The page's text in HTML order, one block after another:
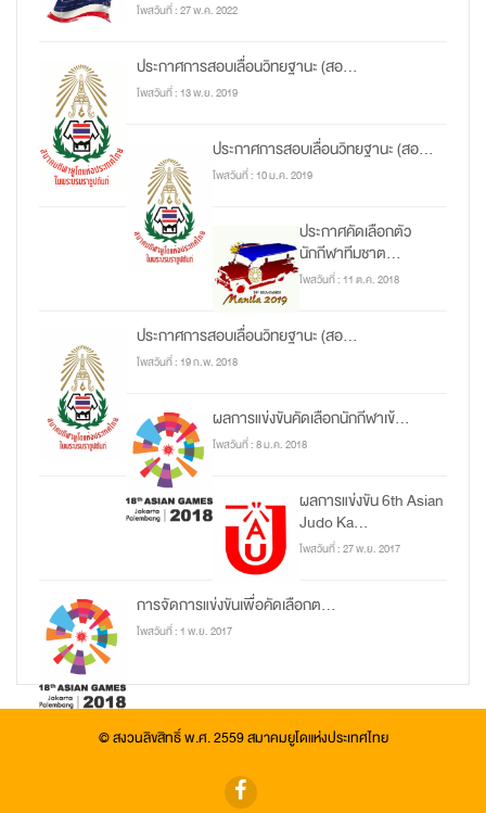
โพสวันที่ : 27 พ.ค. 2022
ประกาศการสอบเลื่อนวิทยฐานะ (สอ...
โพสวันที่ : 13 พ.ย. 2019
ประกาศการสอบเลื่อนวิทยฐานะ (สอ...
โพสวันที่ : 10 ม.ค. 2019
ประกาศคัดเลือกตัว
นักกีฬาทีมชาต...
โพสวันที่ : 11 ต.ค. 2018
ประกาศการสอบเลื่อนวิทยฐานะ (สอ...
โพสวันที่ : 19 ก.พ. 2018
ผลการแข่งขันคัดเลือกนักกีฬาเข้...
โพสวันที่ : 8 ม.ค. 2018
ผลการแข่งขัน 6th Asian
Judo Ka...
โพสวันที่ : 27 พ.ย. 2017
การจัดการแข่งขันเพื่อคัดเลือกต...
โพสวันที่ : 1 พ.ย. 2017
© สงวนลิขสิทธิ์ พ.ศ. 2559 สมาคมยูโดแห่งประเทศไทย